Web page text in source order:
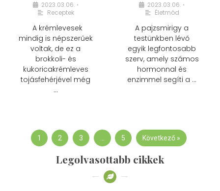
2023.03.06. •
Receptek
A krémlevesek
mindig is népszerűek
voltak, de ez a
brokkoli- és
kukoricakrémleves
tojásfehérjével még
…
2023.03.06. •
Életmód
A pajzsmirigy a
testünkben lévő
egyik legfontosabb
szerv, amely számos
hormonnal és
enzimmel segíti a …
1 2 3 … 5 Következő »
Legolvasottabb cikkek